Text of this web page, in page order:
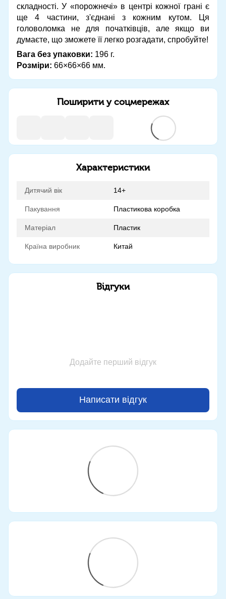
складності. У «порожнечі» в центрі кожної грані є
ще 4 частини, з'єднані з кожним кутом. Ця
головоломка не для початківців, але якщо ви
думаєте, що зможете її легко розгадати, спробуйте!
Вага без упаковки: 196 г.
Розміри: 66×66×66 мм.
Поширити у соцмережах
Характеристики
Дитячий вік 14+
Пакування Пластикова коробка
Матеріал Пластик
Країна виробник Китай
Відгуки
Додайте перший відгук
Написати відгук